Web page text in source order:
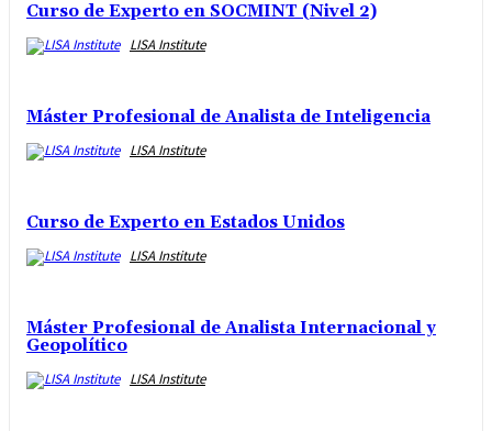
Curso de Experto en SOCMINT (Nivel 2)
LISA Institute
Máster Profesional de Analista de Inteligencia
LISA Institute
Curso de Experto en Estados Unidos
LISA Institute
Máster Profesional de Analista Internacional y
Geopolítico
LISA Institute